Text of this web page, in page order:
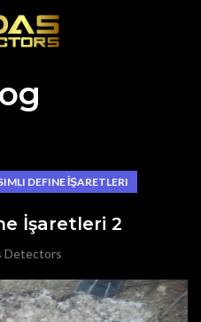
DEFINE İŞARETLERI
İşaretleri 2
Detectors